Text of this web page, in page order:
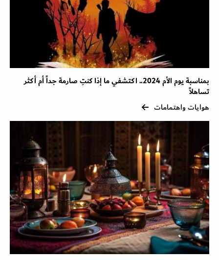
بمناسبة يوم الأم 2024.. اكتشفي ما إذا كنتِ صارمة جداً أم أكثر
تساهلاً
هوايات واهتمامات